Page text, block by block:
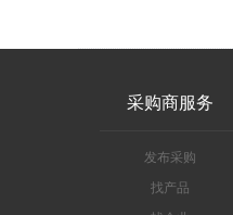
采购商服务
发布采购
找产品